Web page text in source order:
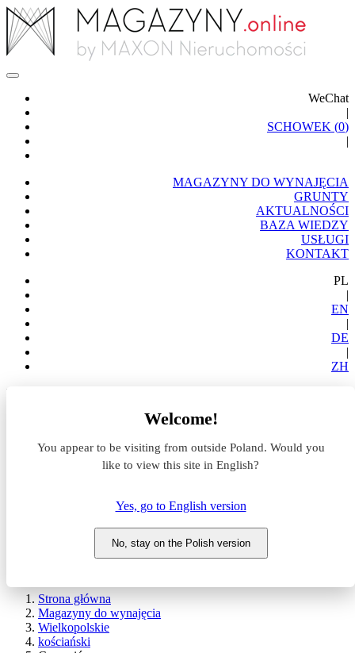
WeChat
|
SCHOWEK (0)
|
MAGAZYNY DO WYNAJĘCIA
GRUNTY
AKTUALNOŚCI
BAZA WIEDZY
USŁUGI
KONTAKT
PL
|
EN
|
DE
|
ZH
Welcome!
You appear to be visiting from outside Poland. Would you
like to view this site in English?
Yes, go to English version
No, stay on the Polish version
Lokalizacja
Strona główna
Magazyny do wynajęcia
Wielkopolskie
kościański